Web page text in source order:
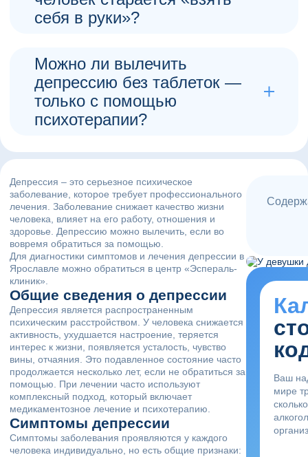
Левина Алиса Романовна, Врач
инфузионной терапии
помощью.
себя в руки»?
связанное с нарушением баланса
нейромедиаторов. Волевые усилия, советы
«развлечься» или «заняться делом» не
устраняют физиологические и психологические
причины. Только профессиональное лечение
помогает скорректировать эти нарушения и
инфузионной терапии
Можно ли вылечить
депрессию без таблеток —
только с помощью
психотерапии?
медикаментов. Психотерапевт помогает
негативные установки, научиться справляться со
стрессом. Однако при тяжёлых формах,
сопровождающихся, например, суицидальными
мыслями или полной апатией, медикаментозная
поддержка необходима для стабилизации
состояния и начала терапевтической работы.
Левина Алиса Романовна, Врач
инфузионной терапии
Депрессия – это серьезное психическое
заболевание, которое требует профессионального
лечения. Заболевание снижает качество жизни
человека, влияет на его работу, отношения и
здоровье. Депрессию можно вылечить, если во
вовремя обратиться за помощью.
Для диагностики симптомов и лечения депрессии в
Ярославле можно обратиться в центр «Эспераль-
клиник».
Общие сведения о депрессии
Депрессия является распространенным
психическим расстройством. У человека снижается
активность, ухудшается настроение, теряется
интерес к жизни, появляется усталость, чувство
вины, отчаяния. Это подавленное состояние часто
продолжается несколько лет, если не обратиться за
помощью. При лечении часто используют
комплексный подход, который включает
медикаментозное лечение и психотерапию.
Симптомы депрессии
Симптомы заболевания проявляются у каждого
человека индивидуально, но есть общие признаки:
Ваш
мире